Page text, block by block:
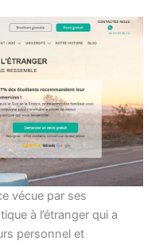
vécue par ses
à l’étranger qui a
personnel et